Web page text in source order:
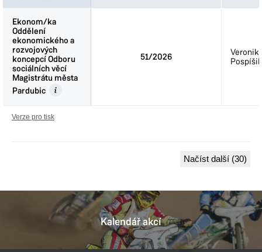
Ekonom/ka
Oddělení
ekonomického a
rozvojových
koncepcí Odboru
sociálních věcí
Magistrátu města
Pardubic
51/2026
Ekonom/ka
Oddělení
ekonomického a
rozvojových
koncepcí Odboru
sociálních věcí
Magistrátu města
Pardubic
Verze pro tisk
Načíst další (30)
Kalendář akcí